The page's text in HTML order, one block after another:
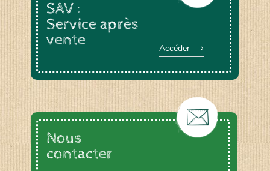
SAV :
Service après
vente
Accéder
Nous
contacter